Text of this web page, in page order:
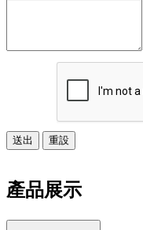
送出 重設
產品展示